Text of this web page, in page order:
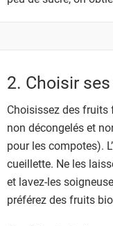
2. Choisir
Choisissez des
non décongelés et
pour les compotes).
cueillette. Ne les
et lavez-les
préférez des fruits